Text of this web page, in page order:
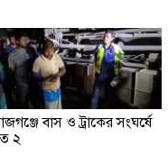
বাস ও ট্রাকের সংঘর্ষে
২